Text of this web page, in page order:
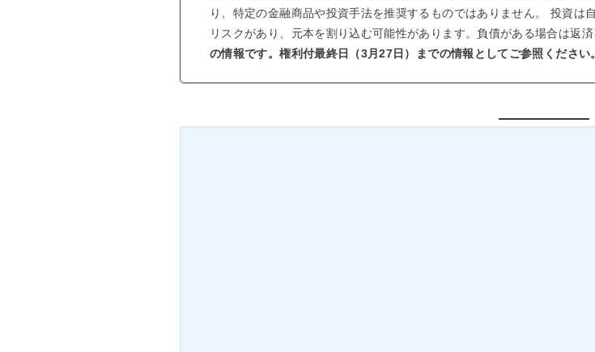
り、特定の金融商品や投資手法を推奨するものではありません。 投資は
リスクがあり、元本を割り込む可能性があります。負債がある場合は返
の情報です。権利付最終日（3月27日）までの情報としてご参照ください。